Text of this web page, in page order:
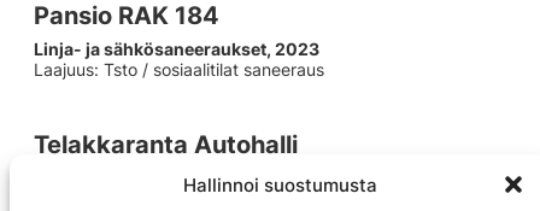
Hallinnoi suostumusta
Pansio RAK 184
Linja- ja sähkösaneeraukset, 2023
Laajuus: Tsto / sosiaalitilat saneeraus
Telakkaranta Autohalli
Linja- ja sähkösaneeraukset, 2023
Laajuus: Valaistuksen saneeraus